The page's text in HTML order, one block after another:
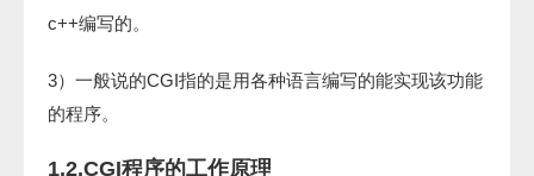
c++编写的。
3）一般说的CGI指的是用各种语言编写的能实现该功能
的程序。
1.2.CGI程序的工作原理